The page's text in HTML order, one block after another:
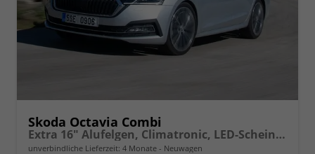
Skoda Octavia Combi
Extra 16" Alufelgen, Climatronic, LED-Scheinwerfer, Parksensoren hinten, Radio 10" + Wireless Smartlink, Tempomat, Multifunktions-Lederlenkrad, Dachreling uvm.
unverbindliche Lieferzeit: 4 Monate Neuwagen